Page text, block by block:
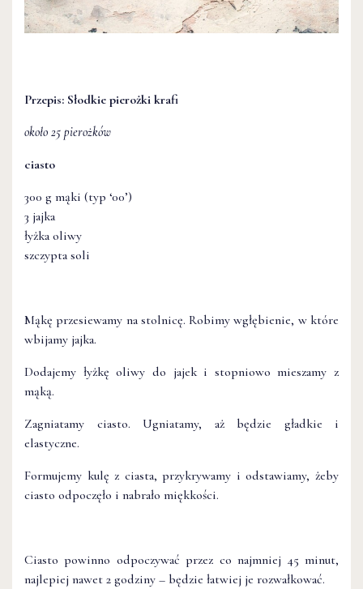
Przepis: Słodkie pierożki krafi
około 25 pierożków
ciasto
300 g mąki (typ ‘00’)
3 jajka
łyżka oliwy
szczypta soli
Mąkę przesiewamy na stolnicę. Robimy wgłębienie, w które
wbijamy jajka.
Dodajemy łyżkę oliwy do jajek i stopniowo mieszamy z
mąką.
Zagniatamy ciasto. Ugniatamy, aż będzie gładkie i
elastyczne.
Formujemy kulę z ciasta, przykrywamy i odstawiamy, żeby
ciasto odpoczęło i nabrało miękkości.
Ciasto powinno odpoczywać przez co najmniej 45 minut,
najlepiej nawet 2 godziny – będzie łatwiej je rozwałkować.